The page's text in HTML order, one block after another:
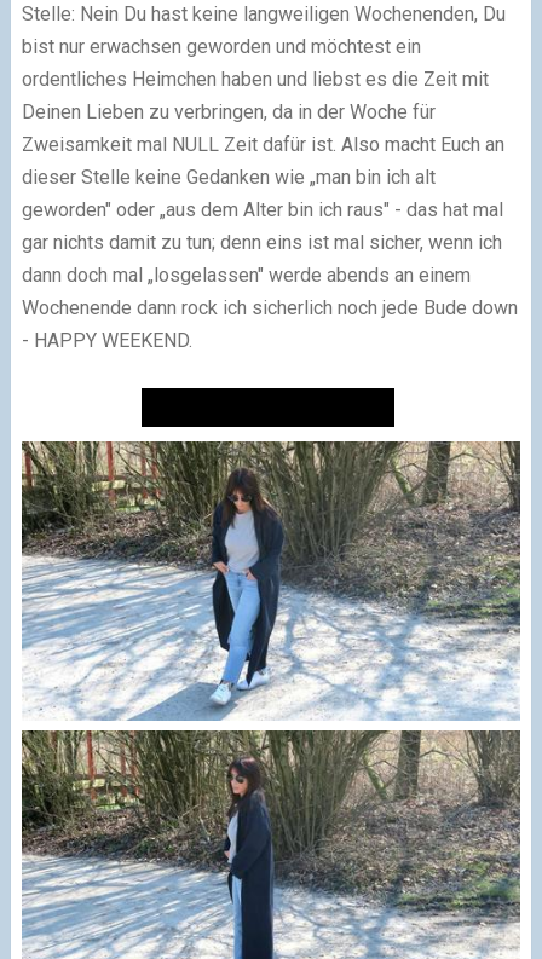
Stelle: Nein Du hast keine langweiligen Wochenenden, Du
bist nur erwachsen geworden und möchtest ein
ordentliches Heimchen haben und liebst es die Zeit mit
Deinen Lieben zu verbringen, da in der Woche für
Zweisamkeit mal NULL Zeit dafür ist. Also macht Euch an
dieser Stelle keine Gedanken wie „man bin ich alt
geworden" oder „aus dem Alter bin ich raus" - das hat mal
gar nichts damit zu tun; denn eins ist mal sicher, wenn ich
dann doch mal „losgelassen" werde abends an einem
Wochenende dann rock ich sicherlich noch jede Bude down
- HAPPY WEEKEND.